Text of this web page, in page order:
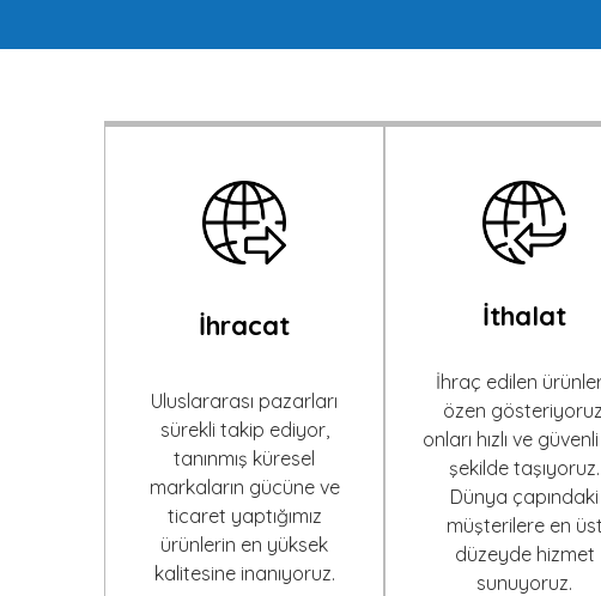
İhracat
Uluslararası pazarları
sürekli takip ediyor,
tanınmış küresel
markaların gücüne ve
ticaret yaptığımız
ürünlerin en yüksek
kalitesine inanıyoruz.
İthalat
İhraç edilen
özen gösteriyoruz,
onları hızlı ve
şekilde taşıyoruz.
Dünya çapındaki
müşterilere en üst
düzeyde hizmet
sunuyoruz.